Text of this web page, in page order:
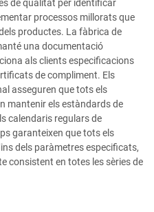
de qualitat per identificar
processos millorats que
productes. La fàbrica de
una documentació
als clients especificacions
de compliment. Els
asseguren que tots els
mantenir els estàndards de
calendaris regulars de
garanteixen que tots els
dels paràmetres especificats,
consistent en totes les sèries de